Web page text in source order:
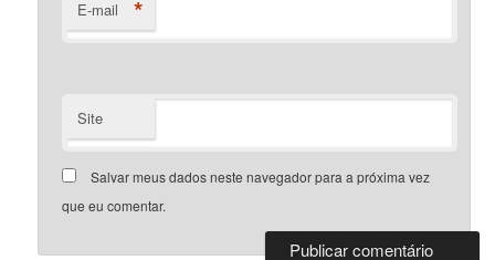
E-mail *
Site
Salvar meus dados neste navegador para a próxima vez
que eu comentar.